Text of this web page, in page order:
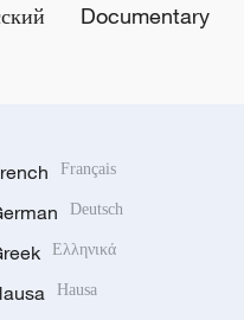
Documentary
Français
Deutsch
Ελληνικά
Hausa